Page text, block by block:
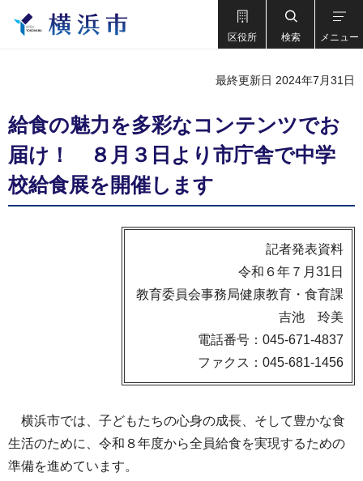
区役所 検索 メニュー
最終更新日 2024年7月31日
給食の魅力を多彩なコンテンツでお
届け！ ８月３日より市庁舎で中学
校給食展を開催します
記者発表資料
令和６年７月31日
教育委員会事務局健康教育・食育課
吉池 玲美
電話番号：045-671-4837
ファクス：045-681-1456
横浜市では、子どもたちの心身の成長、そして豊かな食
生活のために、令和８年度から全員給食を実現するための
準備を進めています。